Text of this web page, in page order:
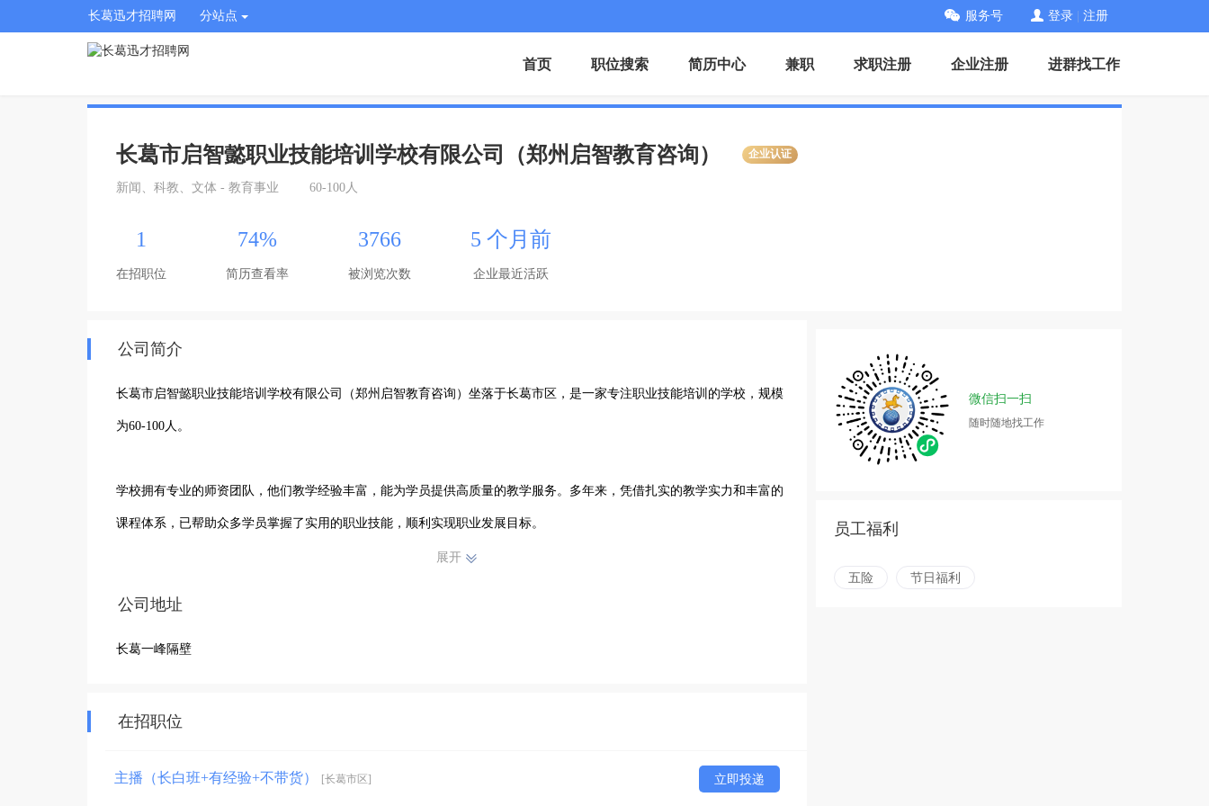
长葛迅才招聘网 分站点 服务号 登录 注册
首页 职位搜索 简历中心 兼职 求职注册 企业注册 进群找工作
长葛市启智懿职业技能培训学校有限公司（郑州启智教育咨询） 企业认证
新闻、科教、文体 - 教育事业 60-100人
1
在招职位
74%
简历查看率
3766
被浏览次数
5 个月前
企业最近活跃
公司简介
长葛市启智懿职业技能培训学校有限公司（郑州启智教育咨询）坐落于长葛市区，是一家专注职业技能培训的学校，规模
为60-100人。
学校拥有专业的师资团队，他们教学经验丰富，能为学员提供高质量的教学服务。多年来，凭借扎实的教学实力和丰富的
课程体系，已帮助众多学员掌握了实用的职业技能，顺利实现职业发展目标。
业人才，成为推动区域职业技能提升的重要力量，助力学员在职业道路上稳步前行，实现人生价值。
展开
公司地址
长葛一峰隔壁
在招职位
主播（长白班+有经验+不带货） [长葛市区] 立即投递
微信扫一扫
随时随地找工作
员工福利
五险 节日福利